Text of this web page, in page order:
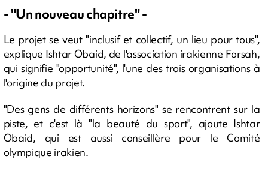
- "Un nouveau chapitre" -
Le projet se veut "inclusif et collectif, un lieu pour tous",
explique Ishtar Obaid, de l'association irakienne Forsah,
qui signifie "opportunité", l'une des trois organisations à
l'origine du projet.
"Des gens de différents horizons" se rencontrent sur la
piste, et c'est là "la beauté du sport", ajoute Ishtar
Obaid, qui est aussi conseillère pour le Comité
olympique irakien.